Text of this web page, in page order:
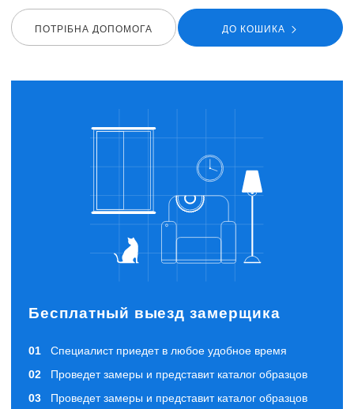
ПОТРIБНА ДОПОМОГА ДО КОШИКА
Бесплатный выезд замерщика
Специалист приедет в любое удобное время
Проведет замеры и представит каталог образцов
Проведет замеры и представит каталог образцов